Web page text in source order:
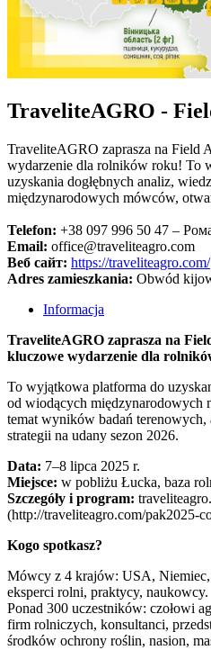
TraveliteAGRO -
TraveliteAGRO zaprasza na
wydarzenie dla rolników roku! To
uzyskania dogłębnych analiz,
międzynarodowych mówców,
Telefon: +38 097 996 50 47 –
Email: office@traveliteagro.com
Веб сайт: https://traveliteagro.com/
Adres zamieszkania: Obwód
Informacja
TraveliteAGRO zaprasza na
kluczowe wydarzenie dla
To wyjątkowa platforma do
od wiodących międzynarodowych
temat wyników badań terenowych,
strategii na udany sezon 2026.
Data: 7–8 lipca 2025 r.
Miejsce: w pobliżu Łucka, baza
Szczegóły i program:
(http://traveliteagro.com/pak2025-
Kogo spotkasz?
Mówcy z 4 krajów: USA,
eksperci rolni, praktycy, naukowcy.
Ponad 300 uczestników: czołowi
firm rolniczych, konsultanci,
środków ochrony roślin, nasion,